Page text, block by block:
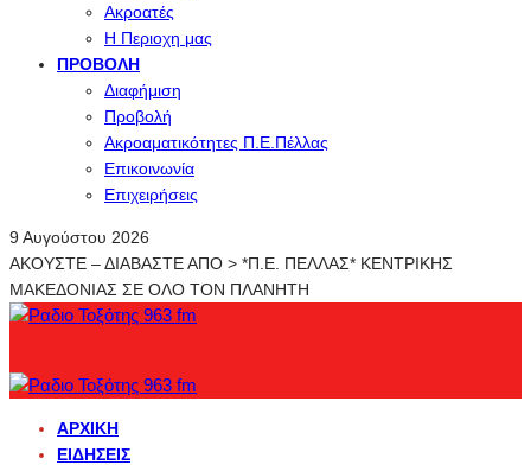
Ακροατές
Η Περιοχη μας
ΠΡΟΒΟΛΉ
Διαφήμιση
Προβολή
Ακροαματικότητες Π.Ε.Πέλλας
Επικοινωνία
Επιχειρήσεις
9 Αυγούστου 2026
ΑΚΟΥΣΤΕ – ΔΙΑΒΑΣΤΕ ΑΠΟ > *Π.Ε. ΠΕΛΛΑΣ* ΚΕΝΤΡΙΚΗΣ
ΜΑΚΕΔΟΝΙΑΣ ΣΕ ΟΛΟ ΤΟΝ ΠΛΑΝΗΤΗ
ΑΡΧΙΚΉ
ΕΙΔΉΣΕΙΣ